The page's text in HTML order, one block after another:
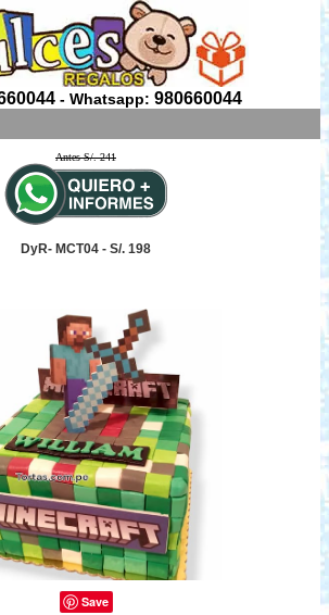
- Whatsapp: 980660044
Antes S/. 241
DyR- MCT04 - S/. 198
Save